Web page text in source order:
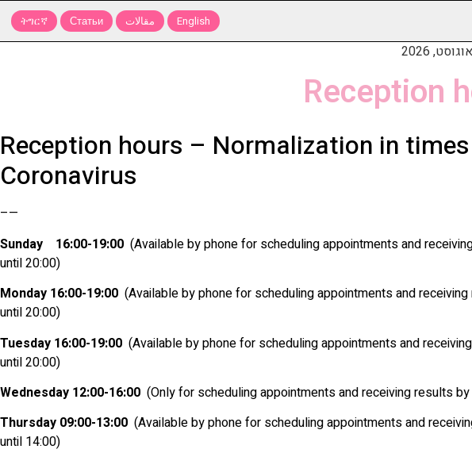
English مقالات Статьи
ትግርኛ
Reception
Reception hours – Normalization in
Coronavirus
—–
Sunday 16:00-19:00 (Available by phone for scheduling appointments and
until 20:00)
Monday 16:00-19:00 (Available by phone for scheduling appointments and
until 20:00)
Tuesday 16:00-19:00 (Available by phone for scheduling appointments and
until 20:00)
Wednesday 12:00-16:00 (Only for scheduling appointments and receiving results
Thursday 09:00-13:00 (Available by phone for scheduling appointments and
until 14:00)